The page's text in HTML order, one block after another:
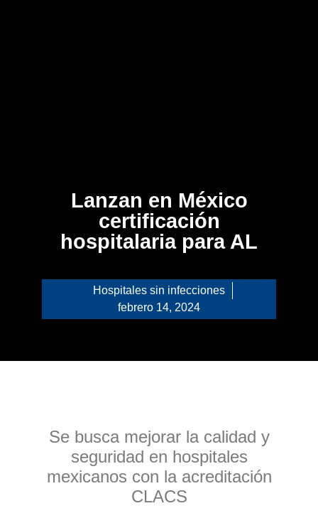
Lanzan en México
certificación
hospitalaria para AL
Hospitales sin infecciones
febrero 14, 2024
Se busca mejorar la calidad y
seguridad en hospitales
mexicanos con la acreditación
CLACS